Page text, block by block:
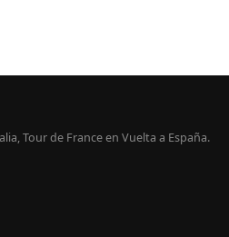
Tour de France en Vuelta a España.